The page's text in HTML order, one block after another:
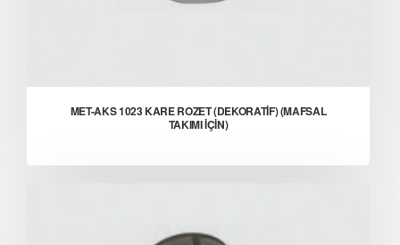
MET-AKS 1023 KARE ROZET (DEKORATİF) (MAFSAL
TAKIMI İÇİN)